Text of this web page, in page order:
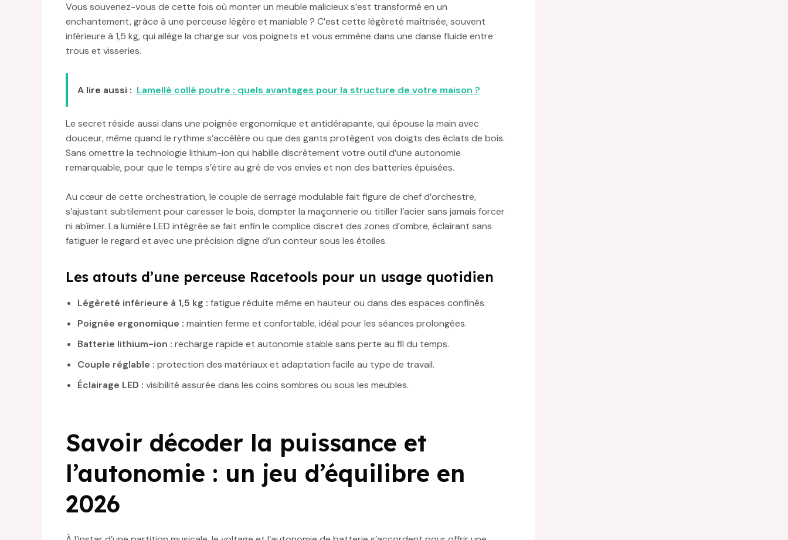
Vous souvenez-vous de cette fois où monter un meuble malicieux s’est transformé en un
enchantement, grâce à une perceuse légère et maniable ? C’est cette légèreté maîtrisée, souvent
inférieure à 1,5 kg, qui allège la charge sur vos poignets et vous emmène dans une danse fluide entre
trous et visseries.
A lire aussi : Lamellé collé poutre : quels avantages pour la structure de votre maison ?
Le secret réside aussi dans une poignée ergonomique et antidérapante, qui épouse la main avec
douceur, même quand le rythme s’accélère ou que des gants protègent vos doigts des éclats de bois.
Sans omettre la technologie lithium-ion qui habille discrètement votre outil d’une autonomie
remarquable, pour que le temps s’étire au gré de vos envies et non des batteries épuisées.
Au cœur de cette orchestration, le couple de serrage modulable fait figure de chef d’orchestre,
s’ajustant subtilement pour caresser le bois, dompter la maçonnerie ou titiller l’acier sans jamais forcer
ni abîmer. La lumière LED intégrée se fait enfin le complice discret des zones d’ombre, éclairant sans
fatiguer le regard et avec une précision digne d’un conteur sous les étoiles.
Les atouts d’une perceuse Racetools pour un usage quotidien
Légèreté inférieure à 1,5 kg : fatigue réduite même en hauteur ou dans des espaces confinés.
Poignée ergonomique : maintien ferme et confortable, idéal pour les séances prolongées.
Batterie lithium-ion : recharge rapide et autonomie stable sans perte au fil du temps.
Couple réglable : protection des matériaux et adaptation facile au type de travail.
Éclairage LED : visibilité assurée dans les coins sombres ou sous les meubles.
Savoir décoder la puissance et
l’autonomie : un jeu d’équilibre en
2026